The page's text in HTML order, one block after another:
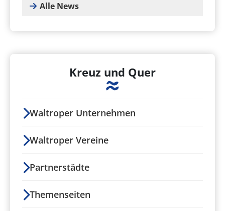
Alle News
Kreuz und Quer
Waltroper Unternehmen
Waltroper Vereine
Partnerstädte
Themenseiten